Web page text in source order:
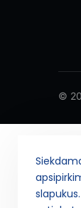
©